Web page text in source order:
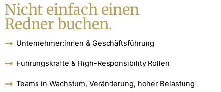
Nicht einfach einen
Redner buchen.
Unternehmer:innen & Geschäftsführung
Führungskräfte & High-Responsibility Rollen
Teams in Wachstum, Veränderung, hoher Belastung